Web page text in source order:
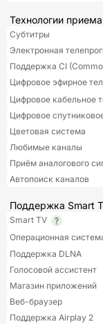
Технологии
Субтитры
Электронная
Поддержка CI
Цифровое эфирное
Цифровое кабельное
Цифровое
Цветовая система
Любимые каналы
Приём аналогового
Автопоиск каналов
Поддержка Smart
Smart TV
Операционная
Поддержка DLNA
Голосовой ассистент
Магазин приложений
Веб-браузер
Поддержка Airplay 2